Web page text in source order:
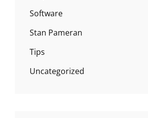
Software
Stan Pameran
Tips
Uncategorized